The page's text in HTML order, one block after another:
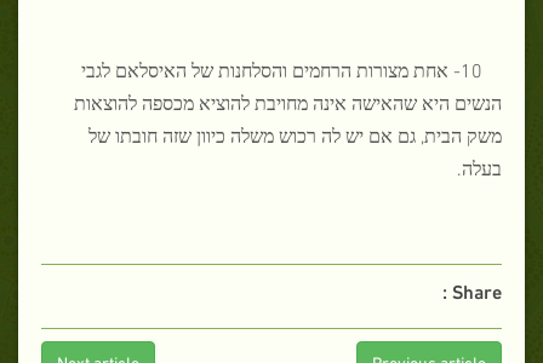
10- אחת מצורות הרחמים והסלחנות של האיסלאם לגבי
הנשים היא שהאישה אינה מחויבת להוציא מכספה להוצאות
משק הבית, גם אם יש לה רכוש משלה כיוון שזה חובתו של
בעלה.
Share :